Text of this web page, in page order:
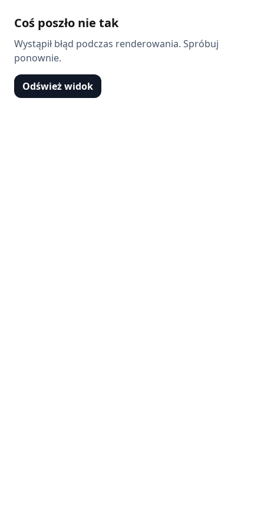
Coś poszło nie tak
Wystąpił błąd podczas renderowania. Spróbuj
ponownie.
Odśwież widok